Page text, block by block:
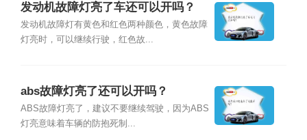
发动机故障灯亮了车还可以开吗？
发动机故障灯有黄色和红色两种颜色，⻩⾊故障
灯亮时，可以继续行驶，红色故...
abs故障灯亮了还可以开吗？
ABS故障灯亮了，建议不要继续驾驶，因为ABS
灯亮意味着车辆的防抱死制...